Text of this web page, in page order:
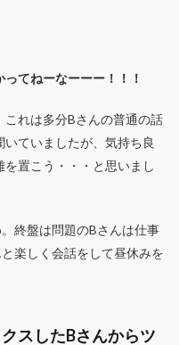
てねーなーーー！！！
れは多分Bさんの普通の話
ていましたが、気持ち良
置こう・・・と思いまし
終盤は問題のBさんは仕事
楽しく会話をして昼休みを
スしたBさんからツ